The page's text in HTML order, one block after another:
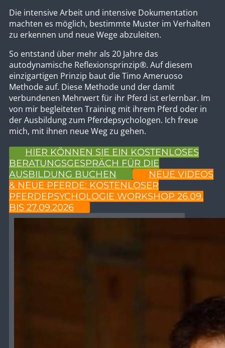
Die intensive Arbeit und intensive Dokumentation
machten es möglich, bestimmte Muster im Verhalten
So entstand über mehr als 20 Jahre das
autodynamische Reflexionsprinzip®. Auf diesem
einzigartigen Prinzip baut die Timo Ameruoso
Methode auf. Diese Methode und der damit
verbundenen Mehrwert für ihr Pferd ist erlernbar. Im
von mir begleiteten Training mit ihrem Pferd oder in
der Ausbildung zum Pferdepsychologen. Ich freue
HIER KÖNNEN SIE EIN KOSTENLOSES
BERATUNGSGESPRÄCH FÜR DIE
AUSBILDUNG BUCHEN
NEUE VIDEOS
& NEUE PFERDE: KOSTENLOSER
PFERDEPSYCHOLOGIE WORKSHOP 26.09.
BIS 27.09.2026